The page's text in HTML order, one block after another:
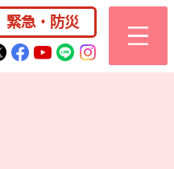
桜川市公式ホー
緊急・防災
桜川市公式Twitter
桜川市公式
桜川市公式
桜川市公式